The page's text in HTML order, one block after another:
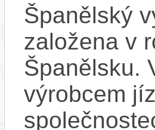
Španělský
založena v
Španělsku.
výrobcem